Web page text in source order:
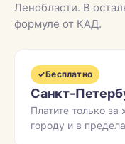
Ленобласти. В
формуле от КАД.
✓Бесплатно
Санкт-
Платите только
городу и в